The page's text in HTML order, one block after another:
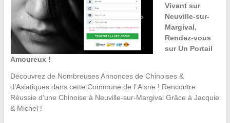
Vivant sur
Neuville-sur-
Margival,
Rendez-vous
sur Un Portail
Amoureux !
Découvrez de Nombreuses Annonces de Chinoises &
d’Asiatiques dans cette Commune de l’ Aisne ! Rencontre
Réussie d’une Chinoise à Neuville-sur-Margival Grâce à Jacquie
& Michel !